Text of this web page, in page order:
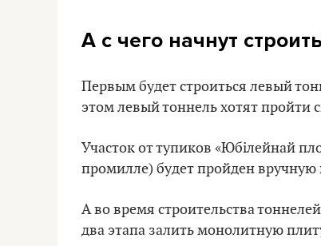
А с чего начнут
Первым будет строиться левый
этом левый тоннель хотят пройти
Участок от тупиков «Юбілейнай
промилле) будет пройден вручную
А во время строительства
два этапа залить монолитную